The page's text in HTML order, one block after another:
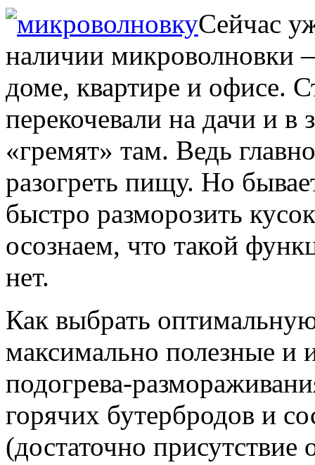
Сейчас
наличии микроволновки
доме, квартире и офисе.
перекочевали на дачи и
«гремят» там. Ведь
разогреть пищу. Но
быстро разморозить
осознаем, что такой
нет.
Как выбрать
максимально полезные и
подогрева-
горячих бутербродов и
(достаточно